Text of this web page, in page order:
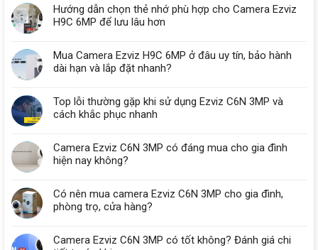
Hướng dẫn chọn thẻ nhớ phù hợp cho Camera Ezviz
H9C 6MP để lưu lâu hơn
Mua Camera Ezviz H9C 6MP ở đâu uy tín, bảo hành
dài hạn và lắp đặt nhanh?
Top lỗi thường gặp khi sử dụng Ezviz C6N 3MP và
cách khắc phục nhanh
Camera Ezviz C6N 3MP có đáng mua cho gia đình
hiện nay không?
Có nên mua camera Ezviz C6N 3MP cho gia đình,
phòng trọ, cửa hàng?
Camera Ezviz C6N 3MP có tốt không? Đánh giá chi